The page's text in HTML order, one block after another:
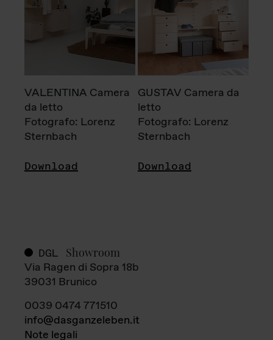
VALENTINA Camera
da letto
Fotografo: Lorenz
Sternbach
Download
GUSTAV Camera da
letto
Fotografo: Lorenz
Sternbach
Download
DGL Showroom
Via Ragen di Sopra 18b
39031 Brunico
0039 0474 771510
info@dasganzeleben.it
Note legali